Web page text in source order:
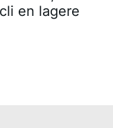
en lagere